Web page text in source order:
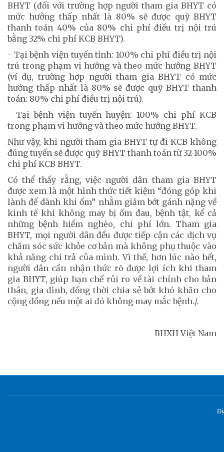
BHYT (đối với trường hợp người tham gia BHYT có
mức hưởng thấp nhất là 80% sẽ được quỹ BHYT
thanh toán 40% của 80% chi phí điều trị nội trú
bằng 32% chi phí KCB BHYT).
- Tại bệnh viện tuyến tỉnh: 100% chi phí điều trị nội
trú trong phạm vi hưởng và theo mức hưởng BHYT
(ví dụ, trường hợp người tham gia BHYT có mức
hưởng thấp nhất là 80% sẽ được quỹ BHYT thanh
toán: 80% chi phí điều trị nội trú).
- Tại bệnh viện tuyến huyện: 100% chi phí KCB
trong phạm vi hưởng và theo mức hưởng BHYT.
Như vậy, khi người tham gia BHYT tự đi KCB không
đúng tuyến sẽ được quỹ BHYT thanh toán từ 32-100%
chi phí KCB BHYT.
Có thể thấy rằng, việc người dân tham gia BHYT
được xem là một hình thức tiết kiệm “đóng góp khi
lành để dành khi ốm” nhằm giảm bớt gánh nặng về
kinh tế khi không may bị ốm đau, bệnh tật, kể cả
những bệnh hiểm nghèo, chi phí lớn. Tham gia
BHYT, mọi người dân đều được tiếp cận các dịch vụ
chăm sóc sức khỏe cơ bản mà không phụ thuộc vào
khả năng chi trả của mình. Vì thế, hơn lúc nào hết,
người dân cần nhận thức rõ được lợi ích khi tham
gia BHYT, giúp hạn chế rủi ro về tài chính cho bản
thân, gia đình, đồng thời chia sẻ bớt khó khăn cho
cộng đồng nếu một ai đó không may mắc bệnh./.
BHXH Việt Nam